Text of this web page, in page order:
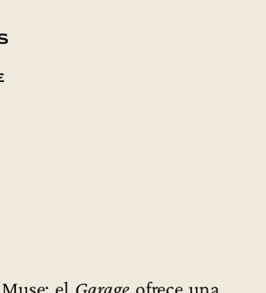
el Garageofrece una